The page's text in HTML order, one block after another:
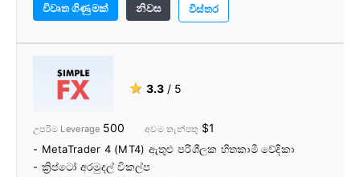
- MAM ගිණුම්
- හැඟීම් මෙවලම
විවෘත ගිණුමක් නිවස විස්තර
★ 3.3 / 5
උපරිම Leverage 500 අවම තැන්පතු $1
- MetaTrader 4 (MT4) ඇතුළු පරිශීලක හිතකාමී වේදිකා
- ක්‍රිප්ටෝ අරමුදල් විකල්ප